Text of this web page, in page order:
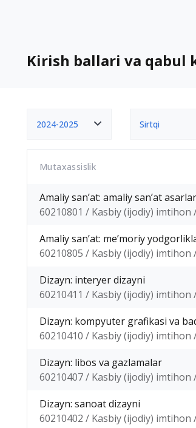
Kirish ballari va qabul
2024-2025 Sirtqi
Mutaxassislik
Amaliy sanʼat: amaliy sanʼat
60210801 / Kasbiy (ijodiy)
Amaliy sanʼat: meʼmoriy
60210805 / Kasbiy (ijodiy)
Dizayn: interyer dizayni
60210411 / Kasbiy (ijodiy)
Dizayn: kompyuter grafikasi va
60210410 / Kasbiy (ijodiy)
Dizayn: libos va gazlamalar
60210407 / Kasbiy (ijodiy)
Dizayn: sanoat dizayni
60210402 / Kasbiy (ijodiy)